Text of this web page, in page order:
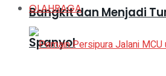
Bangkit dan Menjadi
Spanyol
OLAHRAGA